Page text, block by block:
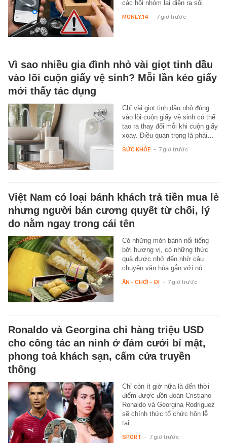
các hội nhóm lại diễn ra sôi…
MONEY.14 - 7 giờ trước
Vì sao nhiều gia đình nhỏ vài giọt tinh dầu
vào lõi cuộn giấy vệ sinh? Mỗi lần kéo giấy
mới thấy tác dụng
Chỉ vài giọt tinh dầu nhỏ đúng
vào lõi cuộn giấy vệ sinh có thể
tạo ra thay đổi mỗi khi cuộn giấy
xoay. Điều quan trọng là phải…
SỨC KHỎE - 7 giờ trước
Việt Nam có loại bánh khách trả tiền mua lẻ
nhưng người bán cương quyết từ chối, lý
do nằm ngay trong cái tên
Có những món bánh nổi tiếng
bởi hương vị, có những thức
quà được nhớ đến nhờ câu
chuyện văn hóa gắn với nó.
ĂN - CHƠI - ĐI - 7 giờ trước
Ronaldo và Georgina chi hàng triệu USD
cho công tác an ninh ở đám cưới bí mật,
phong toả khách sạn, cấm cửa truyền
thông
Chỉ còn ít giờ nữa là đến thời
điểm được đồn đoán Cristiano
Ronaldo và Georgina Rodriguez
sẽ chính thức tổ chức hôn lễ
tại…
SPORT - 7 giờ trước